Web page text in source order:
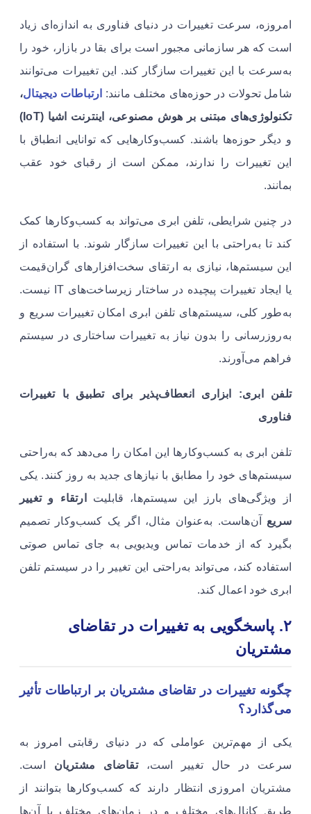
امروزه، سرعت تغییرات در دنیای فناوری به اندازه‌ای زیاد
است که هر سازمانی مجبور است برای بقا در بازار، خود را
به‌سرعت با این تغییرات سازگار کند. این تغییرات می‌توانند
شامل تحولات در حوزه‌های مختلف مانند: ارتباطات دیجیتال،
تکنولوژی‌های مبتنی بر هوش مصنوعی، اینترنت اشیا (IoT)
و دیگر حوزه‌ها باشند. کسب‌وکارهایی که توانایی انطباق با
این تغییرات را ندارند، ممکن است از رقبای خود عقب
بمانند.
در چنین شرایطی، تلفن ابری می‌تواند به کسب‌وکارها کمک
کند تا به‌راحتی با این تغییرات سازگار شوند. با استفاده از
این سیستم‌ها، نیازی به ارتقای سخت‌افزارهای گران‌قیمت
یا ایجاد تغییرات پیچیده در ساختار زیرساخت‌های IT نیست.
به‌طور کلی، سیستم‌های تلفن ابری امکان تغییرات سریع و
به‌روزرسانی را بدون نیاز به تغییرات ساختاری در سیستم
فراهم می‌آورند.
تلفن ابری: ابزاری انعطاف‌پذیر برای تطبیق با تغییرات
فناوری
تلفن ابری به کسب‌وکارها این امکان را می‌دهد که به‌راحتی
سیستم‌های خود را مطابق با نیازهای جدید به روز کنند. یکی
از ویژگی‌های بارز این سیستم‌ها، قابلیت
ارتقاء و تغییر
سریع آن‌هاست. به‌عنوان مثال، اگر یک کسب‌وکار تصمیم
بگیرد که از خدمات تماس ویدیویی به جای تماس صوتی
استفاده کند، می‌تواند به‌راحتی این تغییر را در سیستم تلفن
ابری خود اعمال کند.
۲. پاسخگویی به تغییرات در تقاضای
مشتریان
چگونه تغییرات در تقاضای مشتریان بر ارتباطات تأثیر
می‌گذارد؟
یکی از مهم‌ترین عواملی که در دنیای رقابتی امروز به
سرعت در حال تغییر است،تقاضای مشتریان است.
مشتریان امروزی انتظار دارند که کسب‌وکارها بتوانند از
طریق کانال‌های مختلف و در زمان‌های مختلف با آن‌ها